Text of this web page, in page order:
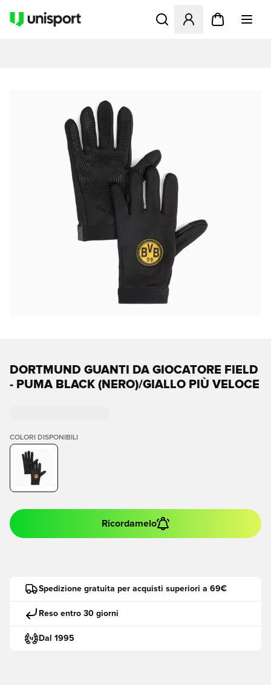
Apre una finestra modale
DORTMUND GUANTI DA GIOCATORE FIELD
- PUMA BLACK (NERO)/GIALLO PIÙ VELOCE
COLORI DISPONIBILI
Ricordamelo
Spedizione gratuita per acquisti superiori a 69€
Reso entro 30 giorni
Dal 1995